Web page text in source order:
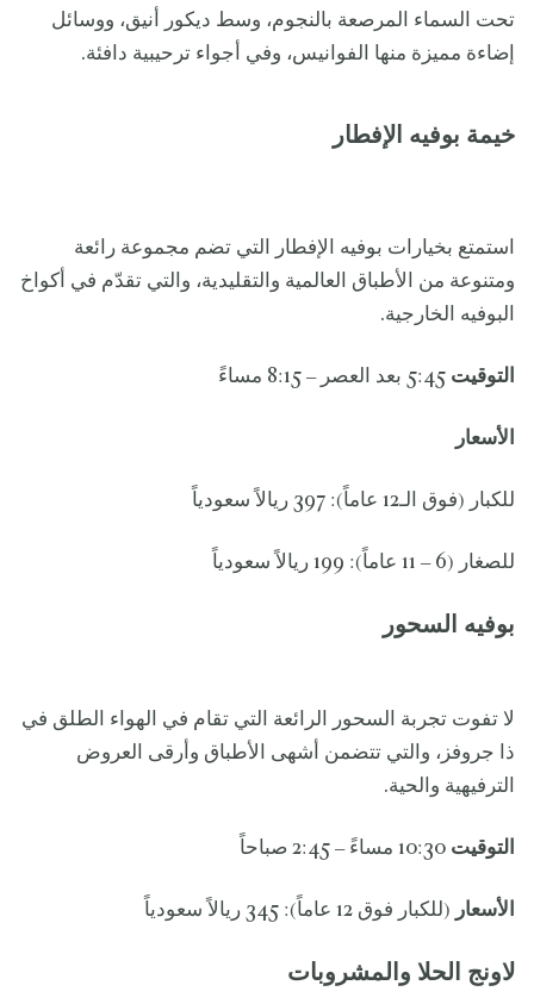
تحت السماء المرصعة بالنجوم، وسط ديكور أنيق، ووسائل
إضاءة مميزة منها الفوانيس، وفي أجواء ترحيبية دافئة.
خيمة بوفيه الإفطار
استمتع بخيارات بوفيه الإفطار التي تضم مجموعة رائعة
ومتنوعة من الأطباق العالمية والتقليدية، والتي تقدّم في أكواخ
البوفيه الخارجية.
التوقيت
الأسعار
للكبار (فوق الـ12 عاماً): 397 ريالاً سعودياً
للصغار (6 – 11 عاماً): 199 ريالاً سعودياً
بوفيه السحور
لا تفوت تجربة السحور الرائعة التي تقام في الهواء الطلق في
ذا جروفز، والتي تتضمن أشهى الأطباق وأرقى العروض
الترفيهية والحية.
التوقيت
الأسعار (للكبار فوق 12 عاماً): 345 ريالاً سعودياً
لاونج الحلا والمشروبات